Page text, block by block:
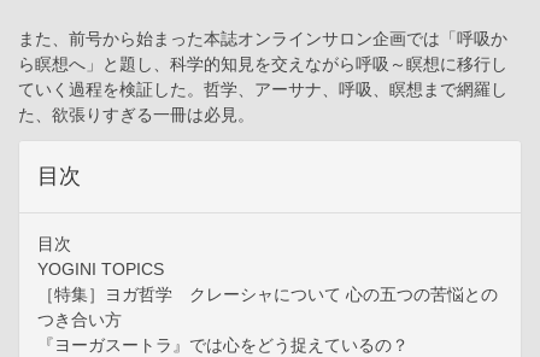
また、前号から始まった本誌オンラインサロン企画では「呼吸か
ら瞑想へ」と題し、科学的知見を交えながら呼吸～瞑想に移行し
ていく過程を検証した。哲学、アーサナ、呼吸、瞑想まで網羅し
た、欲張りすぎる一冊は必見。
目次
目次
YOGINI TOPICS
［特集］ヨガ哲学 クレーシャについて 心の五つの苦悩との
つき合い方
『ヨーガスートラ』では心をどう捉えているの？